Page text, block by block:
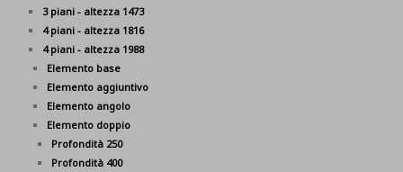
3 piani - altezza 1473
4 piani - altezza 1816
4 piani - altezza 1988
Elemento base
Elemento aggiuntivo
Elemento angolo
Elemento doppio
Profondità 250
Profondità 400